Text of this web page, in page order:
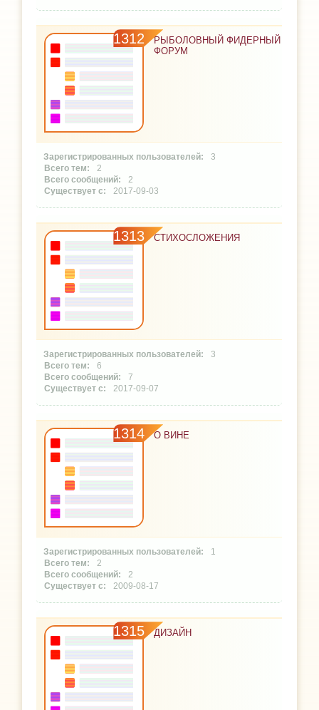
1312
РЫБОЛОВНЫЙ ФИДЕРНЫЙ
ФОРУМ
3
2
2
2017-09-03
1313 СТИХОСЛОЖЕНИЯ
3
6
7
2017-09-07
1314 О ВИНЕ
1
2
2
2009-08-17
1315 ДИЗАЙН